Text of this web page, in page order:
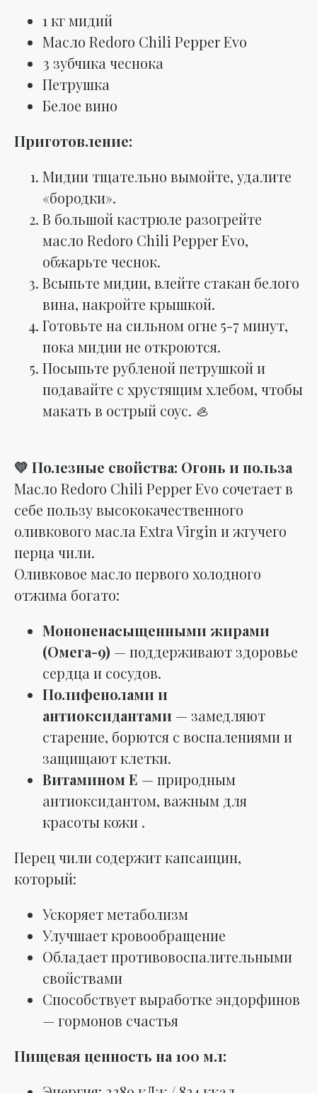
1 кг мидий
Масло Redoro Chili Pepper Evo
3 зубчика чеснока
Петрушка
Белое вино
Приготовление:
Мидии тщательно вымойте, удалите
«бородки».
В большой кастрюле разогрейте
масло Redoro Chili Pepper Evo,
обжарьте чеснок.
Всыпьте мидии, влейте стакан белого
вина, накройте крышкой.
Готовьте на сильном огне 5-7 минут,
пока мидии не откроются.
Посыпьте рубленой петрушкой и
подавайте с хрустящим хлебом, чтобы
макать в острый соус. 🦪
💛 Полезные свойства: Огонь и польза
Масло Redoro Chili Pepper Evo сочетает в
себе пользу высококачественного
оливкового масла Extra Virgin и жгучего
перца чили.
Оливковое масло первого холодного
отжима богато:
Мононенасыщенными жирами
(Омега-9) — поддерживают здоровье
сердца и сосудов.
Полифенолами и
антиоксидантами — замедляют
старение, борются с воспалениями и
защищают клетки.
Витамином Е — природным
антиоксидантом, важным для
красоты кожи .
Перец чили содержит капсаицин,
который:
Ускоряет метаболизм
Улучшает кровообращение
Обладает противовоспалительными
свойствами
Способствует выработке эндорфинов
— гормонов счастья
Пищевая ценность на 100 мл: